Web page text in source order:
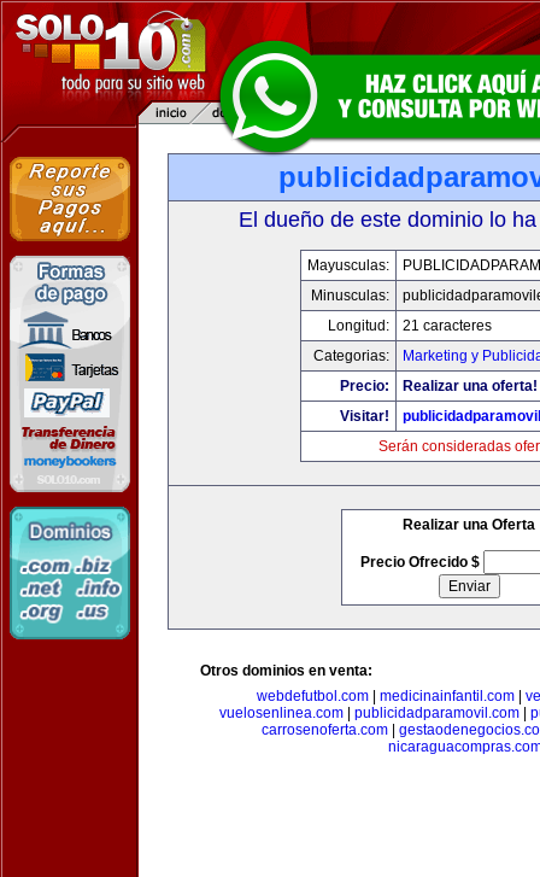
El dueño de este dominio lo
Mayusculas:
Minusculas:
Longitud:
21 caracteres
Categorias:
Marketing y
Precio:
Realizar una oferta!
Visitar!
Serán consideradas
Realizar una Oferta
Precio Ofrecido $
Otros dominios en venta:
webdefutbol.com| medicinainfantil.com|
vuelosenlinea.com
publicidadparamovil.com
carrosenoferta.com